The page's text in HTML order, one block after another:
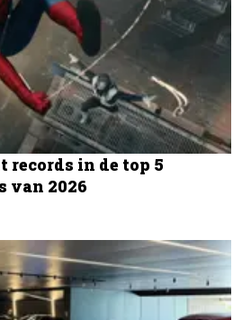
records in de top 5
van 2026